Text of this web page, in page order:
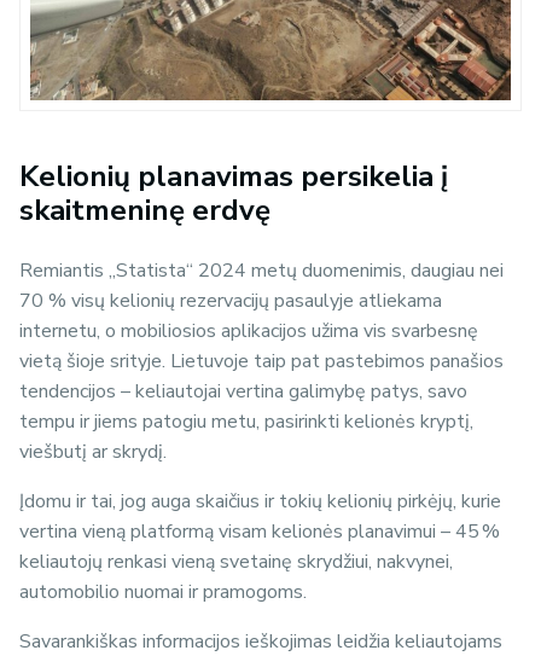
Kelionių planavimas persikelia į
skaitmeninę erdvę
Remiantis „Statista“ 2024 metų duomenimis, daugiau nei
70 % visų kelionių rezervacijų pasaulyje atliekama
internetu, o mobiliosios aplikacijos užima vis svarbesnę
vietą šioje srityje. Lietuvoje taip pat pastebimos panašios
tendencijos – keliautojai vertina galimybę patys, savo
tempu ir jiems patogiu metu, pasirinkti kelionės kryptį,
viešbutį ar skrydį.
Įdomu ir tai, jog auga skaičius ir tokių kelionių pirkėjų, kurie
vertina vieną platformą visam kelionės planavimui – 45 %
keliautojų renkasi vieną svetainę skrydžiui, nakvynei,
automobilio nuomai ir pramogoms.
Savarankiškas informacijos ieškojimas leidžia keliautojams